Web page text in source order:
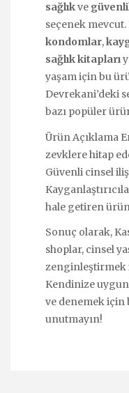
sağlıkve
seçenek
kondomlar,
sağlık kitapları
yaşam için bu
Devrekani’deki
bazı popüler
Ürün Açıklama
zevklere hitap
Güvenli cinsel
hale getiren
Sonuç olarak,
shoplar, cinsel
zenginleştirmek
Kendinize
ve denemek için
unutmayın!